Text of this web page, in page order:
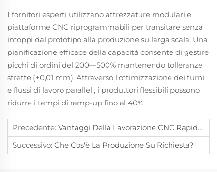
I fornitori esperti utilizzano attrezzature modulari e
piattaforme CNC riprogrammabili per transitare senza
intoppi dal prototipo alla produzione su larga scala. Una
pianificazione efficace della capacità consente di gestire
picchi di ordini del 200—500% mantenendo tolleranze
strette (±0,01 mm). Attraverso l'ottimizzazione dei turni
e flussi di lavoro paralleli, i produttori flessibili possono
ridurre i tempi di ramp-up fino al 40%.
Precedente: Vantaggi Della Lavorazione CNC Rapida Per Cicli Di Produzione Brevi Nella Manifattura
Successivo: Che Cos'è La Produzione Su Richiesta?